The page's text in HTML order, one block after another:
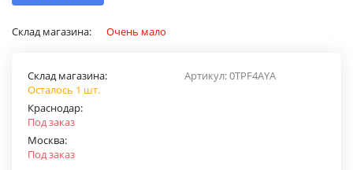
Склад магазина: Очень мало
Артикул:0TPF4AYA
Склад магазина:
Осталось 1 шт.
Краснодар:
Под заказ
Москва:
Под заказ